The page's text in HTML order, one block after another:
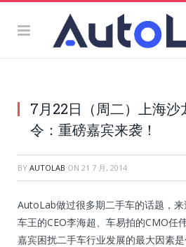
7月22日（周二）上海沙
令：重磅嘉宾来袭！
BY AUTOLAB ON 21 7 月, 2014
AutoLab做过很多期二手车的话题，
车王的CEO李海超、车易拍的CMO任
嘉宾困扰二手车行业发展的最大因素